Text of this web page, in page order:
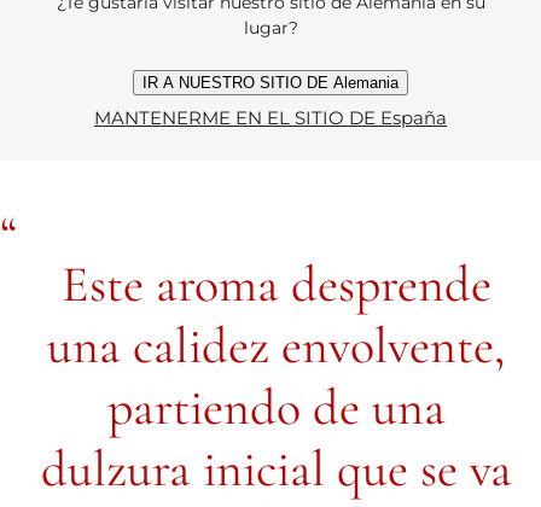
Este aroma desprende
una calidez envolvente,
partiendo de una
dulzura inicial que se va
lugar?
IR A NUESTRO SITIO DE Alemania
MANTENERME EN EL SITIO DE España